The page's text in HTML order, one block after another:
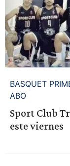
BASQUET
ABO
Sport Club
este viernes